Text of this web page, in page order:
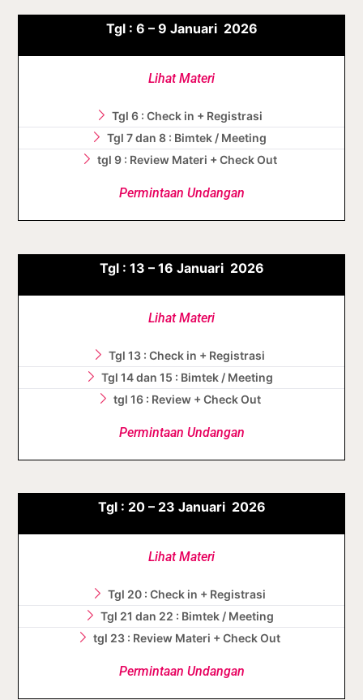
Tgl : 6 – 9 Januari 2026
Lihat Materi
Tgl 6 : Check in + Registrasi
Tgl 7 dan 8 : Bimtek / Meeting
tgl 9 : Review Materi + Check Out
Permintaan Undangan
Tgl : 13 – 16 Januari 2026
Lihat Materi
Tgl 13 : Check in + Registrasi
Tgl 14 dan 15 : Bimtek / Meeting
tgl 16 : Review + Check Out
Permintaan Undangan
Tgl : 20 – 23 Januari 2026
Lihat Materi
Tgl 20 : Check in + Registrasi
Tgl 21 dan 22 : Bimtek / Meeting
tgl 23 : Review Materi + Check Out
Permintaan Undangan